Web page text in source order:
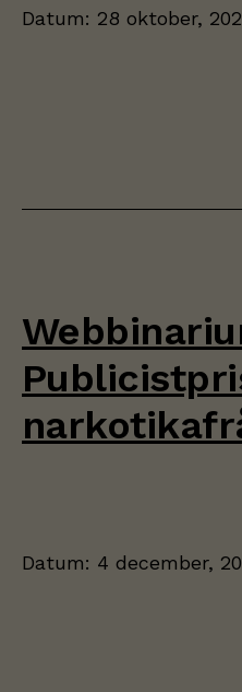
Datum: 28 oktober,
Datum: 4 december,